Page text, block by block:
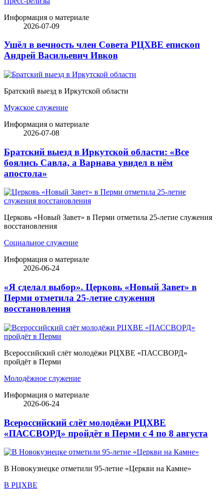
Информация о материале
2026-07-09
Ушёл в вечность член Совета РЦХВЕ епископ
Андрей Васильевич Ивков
Братский выезд в Иркутской области
Мужское служение
Информация о материале
2026-07-08
Братский выезд в Иркутской области: «Все
боялись Савла, а Варнава увидел в нём
апостола»
Церковь «Новый Завет» в Перми отметила 25-летие служения
восстановления
Социальное служение
Информация о материале
2026-06-24
«Я сделал выбор». Церковь «Новый Завет» в
Перми отметила 25-летие служения
восстановления
Всероссийский слёт молодёжи РЦХВЕ «ПАССВОРД»
пройдёт в Перми
Молодёжное служение
Информация о материале
2026-06-24
Всероссийский слёт молодёжи РЦХВЕ
«ПАССВОРД» пройдёт в Перми с 4 по 8 августа
В Новокузнецке отметили 95-летие «Церкви на Камне»
В РЦХВЕ